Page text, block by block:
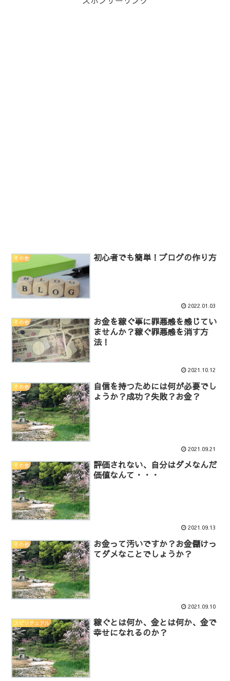
その他 初心者でも簡単！ブログの作り方
2022.01.03
その他
お金を稼ぐ事に罪悪感を感じてい
ませんか？稼ぐ罪悪感を消す方
法！
2021.10.12
その他
自信を持つためには何が必要でし
ょうか？成功？失敗？お金？
2021.09.21
その他
評価されない、自分はダメなんだ
価値なんて・・・
2021.09.13
その他
お金って汚いですか？お金儲けっ
てダメなことでしょうか？
2021.09.10
スピリチュアル
稼ぐとは何か、金とは何か、金で
幸せになれるのか？